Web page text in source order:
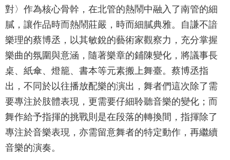
系
台北通
TaipeiPASS
語
詞
彙
聯
對〉作為核心骨幹，在北管的熱鬧中融入了南管的細
膩，讓作品時而熱鬧莊嚴，時而細膩典雅。自謙不諳
樂理的蔡博丞，以其敏銳的藝術家觀察力，充分掌握
樂曲的氛圍與意涵，隨著樂章的鋪陳變化，將議事長
桌、紙傘、燈籠、書本等元素搬上舞臺。蔡博丞指
出，不同於以往播放配樂的演出，舞者們這次除了需
要專注於肢體表現，更需要仔細聆聽音樂的變化；而
舞作給予指揮的挑戰則是在段落的轉換間，指揮除了
專注於音樂表現，亦需留意舞者的特定動作，再繼續
音樂的演奏。